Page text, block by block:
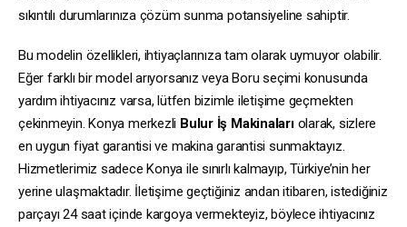
sıkıntılı durumlarınıza çözüm sunma potansiyeline sahiptir.
Bu modelin özellikleri, ihtiyaçlarınıza tam olarak uymuyor olabilir.
Eğer farklı bir model arıyorsanız veya Boru seçimi konusunda
yardım ihtiyacınız varsa, lütfen bizimle iletişime geçmekten
çekinmeyin. Konya merkezli Bulur İş Makinalarıolarak, sizlere
en uygun fiyat garantisi ve makina garantisi sunmaktayız.
Hizmetlerimiz sadece Konya ile sınırlı kalmayıp, Türkiye’nin her
yerine ulaşmaktadır. İletişime geçtiğiniz andan itibaren, istediğiniz
parçayı 24 saat içinde kargoya vermekteyiz, böylece ihtiyacınız